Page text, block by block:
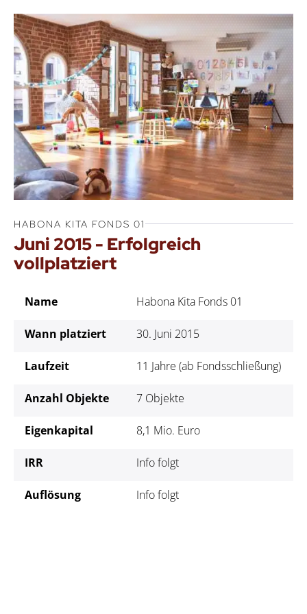
HABONA KITA FONDS 01
Juni 2015 - Erfolgreich
vollplatziert
Name Habona Kita Fonds 01
Wann platziert 30. Juni 2015
Laufzeit 11 Jahre (ab Fondsschließung)
Anzahl Objekte 7 Objekte
Eigenkapital 8,1 Mio. Euro
IRR Info folgt
Auflösung Info folgt